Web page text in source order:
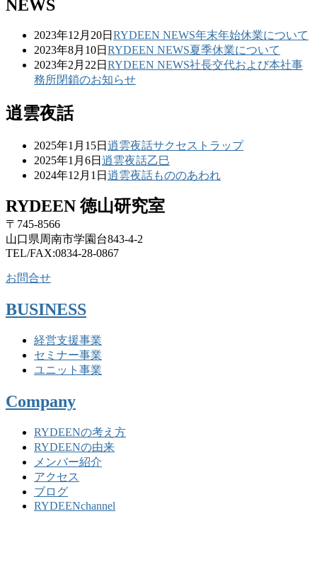
NEWS
2023年12月20日 RYDEEN NEWS年末年始休業について
2023年8月10日 RYDEEN NEWS夏季休業について
2023年2月22日 RYDEEN NEWS社長交代および本社事
務所閉鎖のお知らせ
逍雲夜話
2025年1月15日 逍雲夜話サクセストラップ
2025年1月6日 逍雲夜話乙巳
2024年12月1日 逍雲夜話もののあわれ
RYDEEN 徳山研究室
〒745-8566
山口県周南市学園台843-4-2
TEL/FAX:0834-28-0867
お問合せ
BUSINESS
経営支援事業
セミナー事業
ユニット事業
Company
RYDEENの考え方
RYDEENの由来
メンバー紹介
アクセス
ブログ
RYDEENchannel